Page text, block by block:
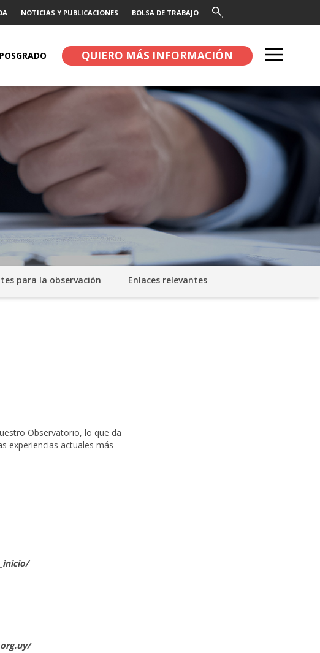
NOTICIAS Y PUBLICACIONES BOLSA DE TRABAJO
POSGRADO QUIERO MÁS INFORMACIÓN
para la observación Enlaces relevantes
Observatorio, lo que da
experiencias actuales más